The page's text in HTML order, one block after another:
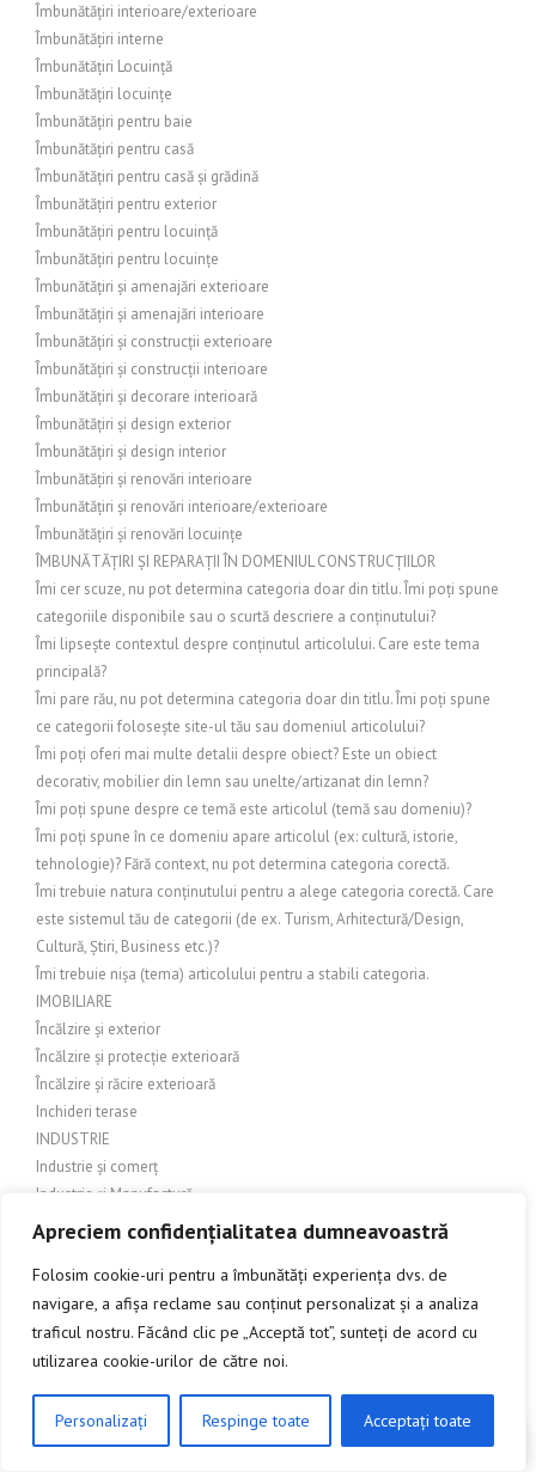
Apreciem confidențialitatea dumneavoastră
Folosim cookie-uri pentru a îmbunătăți experiența dvs. de
navigare, a afișa reclame sau conținut personalizat și a analiza
traficul nostru. Făcând clic pe „Acceptă tot”, sunteți de acord cu
utilizarea cookie-urilor de către noi.
Personalizați Respinge toate Acceptați toate
Îmbunătățiri interioare/exterioare
Îmbunătățiri interne
Îmbunătățiri Locuință
Îmbunătățiri locuințe
Îmbunătățiri pentru baie
Îmbunătățiri pentru casă
Îmbunătățiri pentru casă și grădină
Îmbunătățiri pentru exterior
Îmbunătățiri pentru locuință
Îmbunătățiri pentru locuințe
Îmbunătățiri și amenajări exterioare
Îmbunătățiri și amenajări interioare
Îmbunătățiri și construcții exterioare
Îmbunătățiri și construcții interioare
Îmbunătățiri și decorare interioară
Îmbunătățiri și design exterior
Îmbunătățiri și design interior
Îmbunătățiri și renovări interioare
Îmbunătățiri și renovări interioare/exterioare
Îmbunătățiri și renovări locuințe
ÎMBUNĂTĂȚIRI ȘI REPARAȚII ÎN DOMENIUL CONSTRUCȚIILOR
Îmi cer scuze, nu pot determina categoria doar din titlu. Îmi poți spune
categoriile disponibile sau o scurtă descriere a conținutului?
Îmi lipsește contextul despre conținutul articolului. Care este tema
principală?
Îmi pare rău, nu pot determina categoria doar din titlu. Îmi poți spune
ce categorii folosește site-ul tău sau domeniul articolului?
Îmi poți oferi mai multe detalii despre obiect? Este un obiect
decorativ, mobilier din lemn sau unelte/artizanat din lemn?
Îmi poți spune despre ce temă este articolul (temă sau domeniu)?
Îmi poți spune în ce domeniu apare articolul (ex: cultură, istorie,
tehnologie)? Fără context, nu pot determina categoria corectă.
Îmi trebuie natura conținutului pentru a alege categoria corectă. Care
este sistemul tău de categorii (de ex. Turism, Arhitectură/Design,
Cultură, Știri, Business etc.)?
Îmi trebuie nișa (tema) articolului pentru a stabili categoria.
IMOBILIARE
Încălzire și exterior
Încălzire și protecție exterioară
Încălzire și răcire exterioară
Inchideri terase
INDUSTRIE
Industrie și comerț
Industrie și Manufactură
Industrie si productie
Industrie și servicii
Industrie textilă
INGINERIE
Îngrijire balcon
Îngrijire exterioară
Îngrijire grădină și amenajări exterioare
Îngrijire grădină și exterior
CLICK AICI PENTRU A DISCUTA